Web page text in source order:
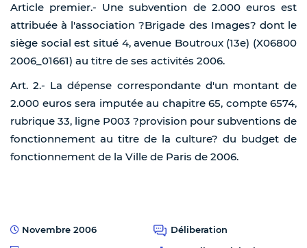
Article premier.- Une subvention de 2.000 euros est
attribuée à l'association ?Brigade des Images? dont le
siège social est situé 4, avenue Boutroux (13e) (X06800
2006_01661) au titre de ses activités 2006.
Art. 2.- La dépense correspondante d'un montant de
2.000 euros sera imputée au chapitre 65, compte 6574,
rubrique 33, ligne P003 ?provision pour subventions de
fonctionnement au titre de la culture? du budget de
fonctionnement de la Ville de Paris de 2006.
Novembre 2006
Déliberation